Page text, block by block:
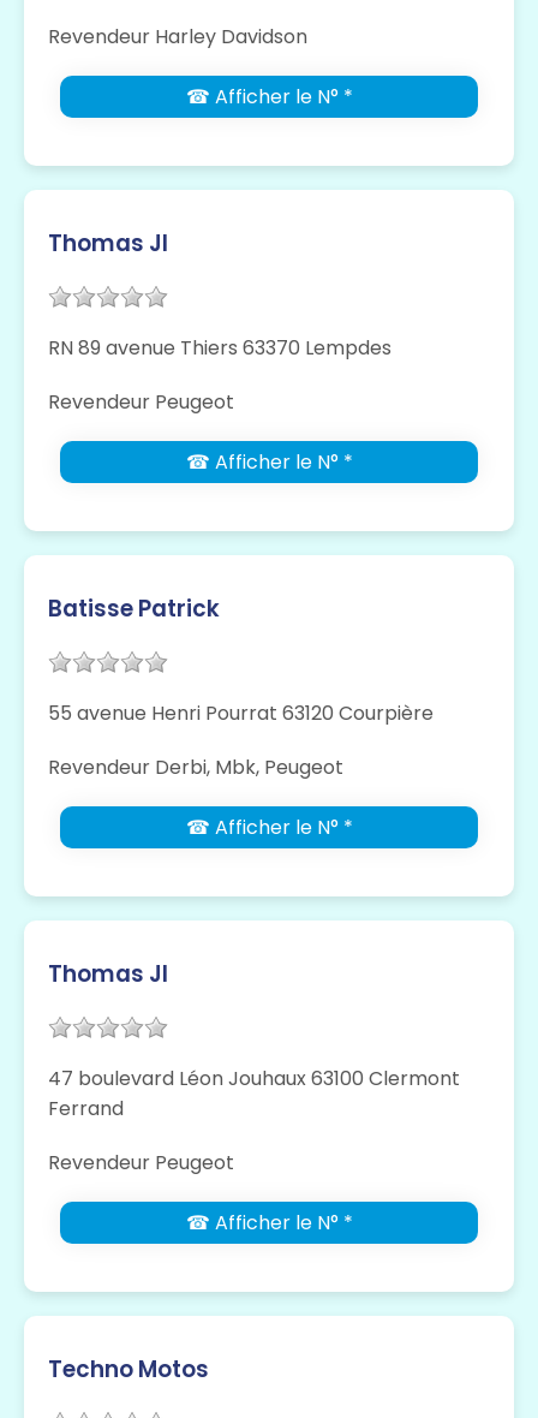
Revendeur Harley Davidson
☎ Afficher le N° *
Thomas Jl
RN 89 avenue Thiers 63370 Lempdes
Revendeur Peugeot
☎ Afficher le N° *
Batisse Patrick
55 avenue Henri Pourrat 63120 Courpière
Revendeur Derbi, Mbk, Peugeot
☎ Afficher le N° *
Thomas Jl
47 boulevard Léon Jouhaux 63100 Clermont
Ferrand
Revendeur Peugeot
☎ Afficher le N° *
Techno Motos